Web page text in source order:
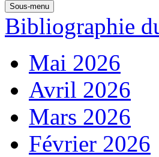
Sous-menu
Bibliographie
Mai 2026
Avril 2026
Mars 2026
Février 2026